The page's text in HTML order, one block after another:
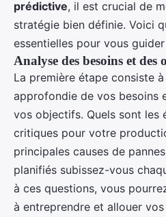
prédictive, il est crucial de
stratégie bien définie. Voici
essentielles pour vous
Analyse des besoins et des
La première étape consiste
approfondie de vos besoins
vos objectifs. Quels sont les
critiques pour votre
principales causes de
planifiés subissez-vous
à ces questions, vous
à entreprendre et allouer